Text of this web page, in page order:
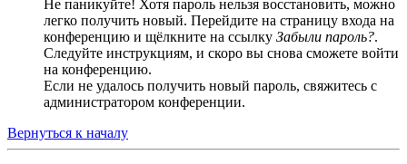
Не паникуйте! Хотя пароль нельзя восстановить, можно
легко получить новый. Перейдите на страницу входа на
конференцию и щёлкните на ссылку Забыли пароль?.
Следуйте инструкциям, и скоро вы снова сможете войти
на конференцию.
Если не удалось получить новый пароль, свяжитесь с
администратором конференции.
Вернуться к началу